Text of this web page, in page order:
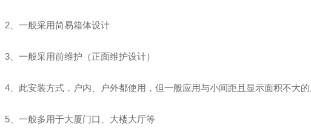
四川室内LED显示屏
2、一般采用简易箱体设计
3、一般采用前维护（正面维护设计）
4、此安装方式，户内、户外都使用，但一般应用与小间距且显示面积不大的
5、一般多用于大厦门口、大楼大厅等